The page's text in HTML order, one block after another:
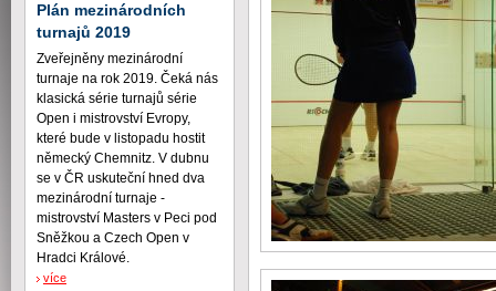
Plán mezinárodních
turnajů 2019
Zveřejněny mezinárodní
turnaje na rok 2019. Čeká nás
klasická série turnajů série
Open i mistrovství Evropy,
které bude v listopadu hostit
německý Chemnitz. V dubnu
se v ČR uskuteční hned dva
mezinárodní turnaje -
mistrovství Masters v Peci pod
Sněžkou a Czech Open v
Hradci Králové.
více